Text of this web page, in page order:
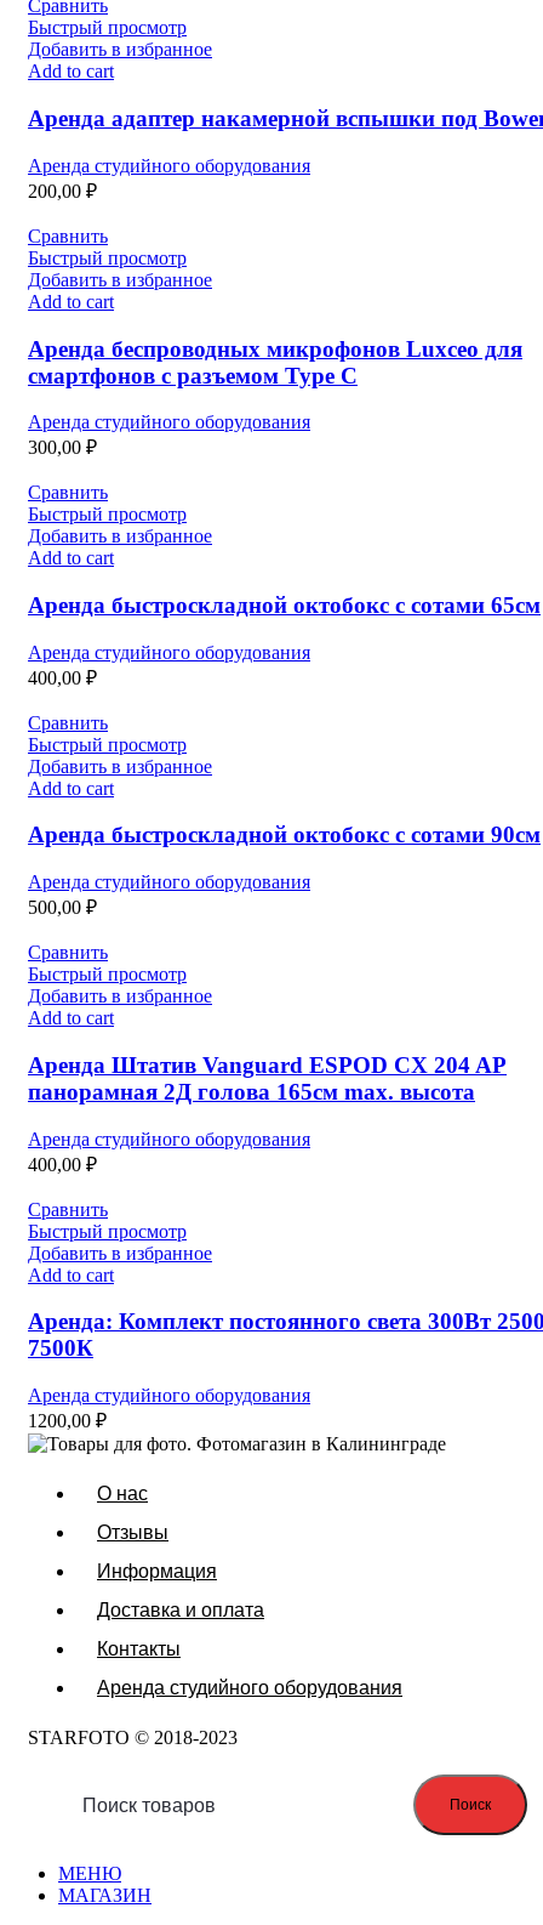
Сравнить
Быстрый просмотр
Добавить в избранное
Add to cart
Аренда адаптер накамерной вспышки под
Аренда студийного оборудования
200,00 ₽
Сравнить
Быстрый просмотр
Добавить в избранное
Add to cart
Аренда беспроводных микрофонов Luxceo для
смартфонов с разъемом Type C
Аренда студийного оборудования
300,00 ₽
Сравнить
Быстрый просмотр
Добавить в избранное
Add to cart
Аренда быстроскладной октобокс с сотами 65см
Аренда студийного оборудования
400,00 ₽
Сравнить
Быстрый просмотр
Добавить в избранное
Add to cart
Аренда быстроскладной октобокс с сотами 90см
Аренда студийного оборудования
500,00 ₽
Сравнить
Быстрый просмотр
Добавить в избранное
Add to cart
Аренда Штатив Vanguard ESPOD CX 204 AP
панорамная 2Д голова 165см max. высота
Аренда студийного оборудования
400,00 ₽
Сравнить
Быстрый просмотр
Добавить в избранное
Add to cart
Аренда: Комплект постоянного света 300Вт
7500К
Аренда студийного оборудования
1200,00 ₽
О нас
Отзывы
Информация
Доставка и оплата
Контакты
Аренда студийного оборудования
STARFOTO © 2018-2023
Поиск
МЕНЮ
МАГАЗИН